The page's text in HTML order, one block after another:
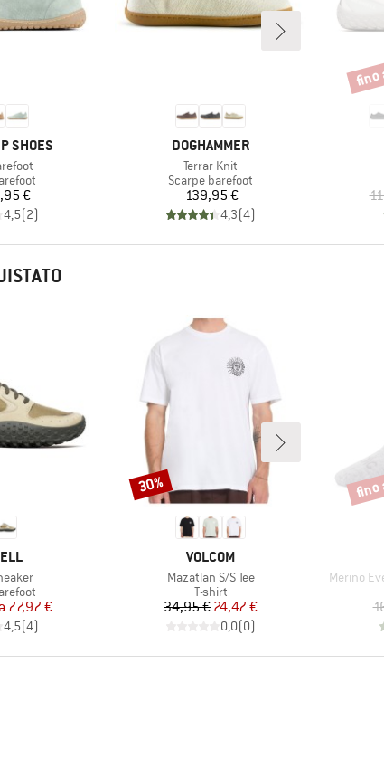
SHOES
prodotti
€
4,5(2)
MARCHIO
DOGHAMMER
Articolo
Terrar Knit
Gruppo di prodotti
Scarpe barefoot
Prezzo
139,95 €
4,3(4)
fino
prodotti
ridotto
77,97 €
4,5(4)
MARCHIO
VOLCOM
Articolo
Mazatlan S/S Tee
Gruppo di prodotti
T-shirt
Prezzo
34,95 €Prezzo ridotto
24,47 €
0,0(0)
Sconto
30%
Articolo
Merino
fino